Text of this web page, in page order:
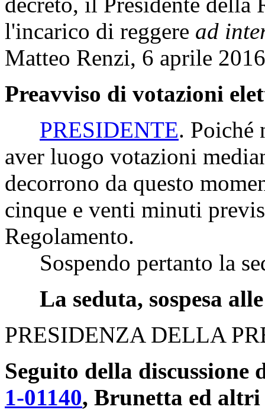
l'incarico di reggere ad
Matteo Renzi, 6 aprile
Preavviso di votazioni
PRESIDENTE. Poiché
aver luogo votazioni
decorrono da questo
cinque e venti minuti
Regolamento.
Sospendo pertanto la
La seduta, sospesa
PRESIDENZA DELLA
Seguito della
1-01140, Brunetta ed